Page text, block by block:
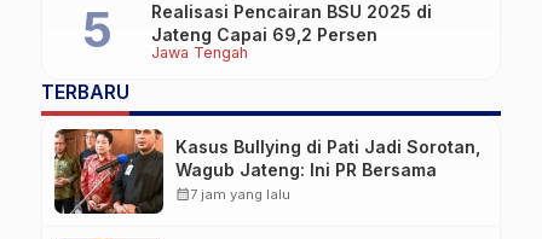
Jawa Tengah
Realisasi Pencairan BSU 2025 di
Jateng Capai 69,2 Persen
TERBARU
Kasus Bullying di Pati Jadi Sorotan,
Wagub Jateng: Ini PR Bersama
calendar_month7 jam yang lalu